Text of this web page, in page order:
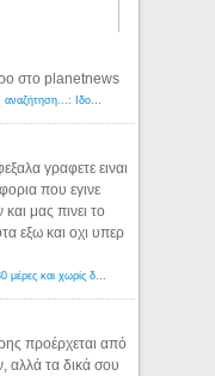
στο planetnews
γραφετε ειναι
που εγινε
μας πινει το
εξω και οχι υπερ
προέρχεται από
αλλά τα δικά σου